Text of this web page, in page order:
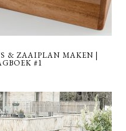
& ZAAIPLAN MAKEN |
#1